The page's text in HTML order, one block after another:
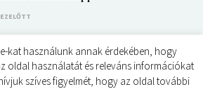
kat használunk annak érdekében, hogy
oldal használatát és releváns információkat
szíves figyelmét, hogy az oldal további